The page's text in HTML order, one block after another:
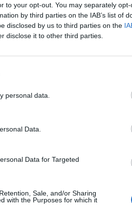
to your opt-out. You may separately
by third parties on the IAB’s list of
disclosed by us to third parties on the
disclose it to other third parties.
personal data.
Data.
Data for Targeted
Sale, and/or Sharing
with the Purposes for which it
del Pd?
per valorizzare i
con i cittadini,
Marrazzo».
a Come States?